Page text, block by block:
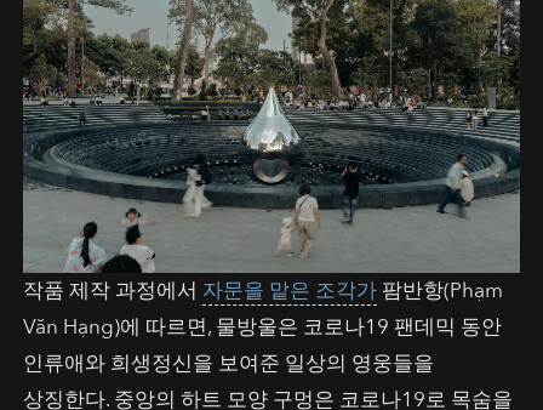
작품 제작 과정에서 자문을 맡은 조각가 팜반항(Phạm
Văn Hạng)에 따르면, 물방울은 코로나19 팬데믹 동안
인류애와 희생정신을 보여준 일상의 영웅들을
상징한다. 중앙의 하트 모양 구멍은 코로나19로 목숨을